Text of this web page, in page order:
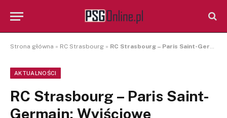
Strona główna » RC Strasbourg » RC Strasbourg – Paris Saint-Germain: Wyjściowe jedenastki
AKTUALNOŚCI
RC Strasbourg – Paris Saint-
Germain: Wyjściowe